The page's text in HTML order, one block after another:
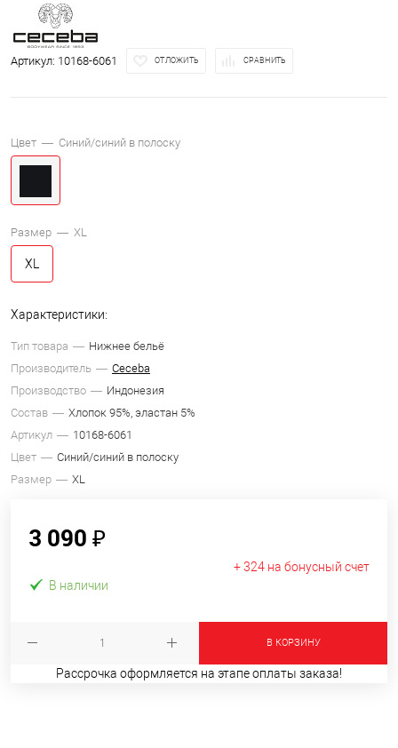
Артикул: 10168-6061 ОТЛОЖИТЬ СРАВНИТЬ
Цвет — Синий/синий в полоску
Размер — XL
XL
Характеристики:
Тип товара
Нижнее бельё
Производитель
Ceceba
Производство
Индонезия
Состав
Хлопок 95%, эластан 5%
Артикул
10168-6061
Цвет
Синий/синий в полоску
Размер
XL
3 090 ₽
+ 324 на бонусный счет
В наличии
В КОРЗИНУ
Рассрочка оформляется на этапе оплаты заказа!